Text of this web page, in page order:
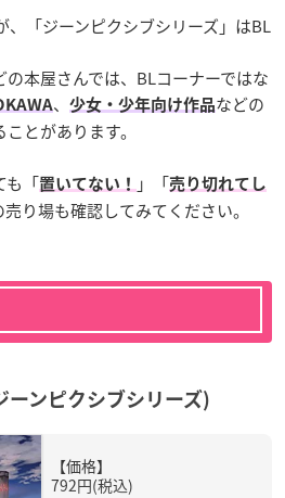
、「ジーンピクシブシリーズ」はBL
本屋さんでは、BLコーナーではな
、 少女・少年向け作品などの
とがあります。
も「置いてない！ 」「売り切れてし
り場も確認してみてください。
ーンピクシブシリーズ)
【価格】
792円(税込)